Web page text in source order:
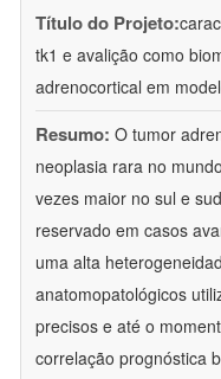
Título do Projeto:
tk1 e avalição como
adrenocortical em
Resumo: O tumor
neoplasia rara no
vezes maior no sul e
reservado em casos
uma alta
anatomopatológicos
precisos e até o
correlação prognóstica b